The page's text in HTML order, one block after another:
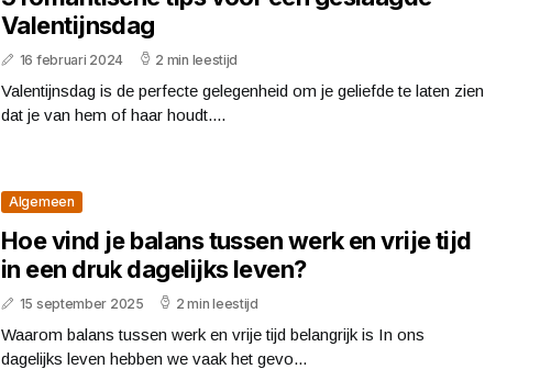
Valentijnsdag
16 februari 2024 2 min leestijd
Valentijnsdag is de perfecte gelegenheid om je geliefde te laten zien
dat je van hem of haar houdt....
Algemeen
Hoe vind je balans tussen werk en vrije tijd
in een druk dagelijks leven?
15 september 2025 2 min leestijd
Waarom balans tussen werk en vrije tijd belangrijk is In ons
dagelijks leven hebben we vaak het gevo...